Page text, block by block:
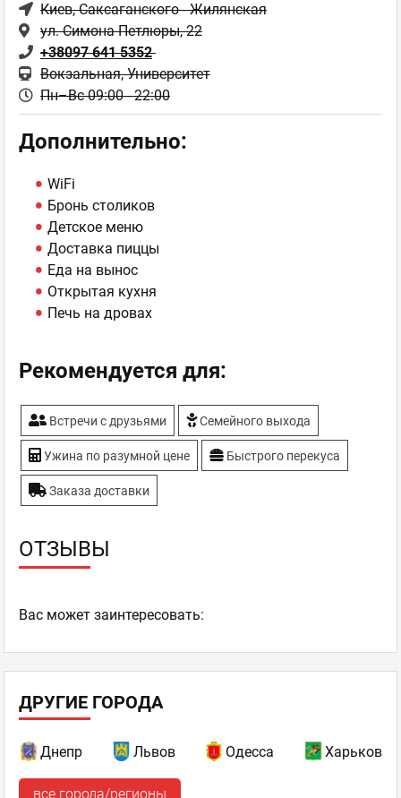
Киев, Саксаганского - Жилянская
ул. Симона Петлюры, 22
+38097 641 5352
Вокзальная, Университет
Пн–Вс 09:00 - 22:00
Дополнительно:
WiFi
Бронь столиков
Детское меню
Доставка пиццы
Еда на вынос
Открытая кухня
Печь на дровах
Рекомендуется для:
Встречи с друзьями Семейного выхода
Ужина по разумной цене Быстрого перекуса
Заказа доставки
ОТЗЫВЫ
Ваc может заинтересовать:
ДРУГИЕ ГОРОДА
Днепр Львов Одесса Харьков
все города/регионы